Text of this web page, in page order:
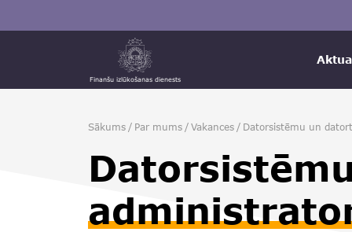
Finanšu izlūkošanas dienests
Sākums / Par mums / Vakances / Datorsistēmu un